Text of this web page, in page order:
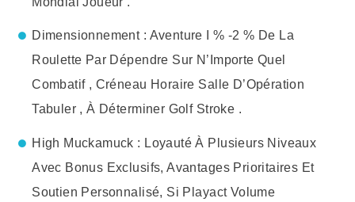
Dimensionnement : Aventure I % -2 % De La
Roulette Par Dépendre Sur N’Importe Quel
Combatif , Créneau Horaire Salle D’Opération
Tabuler , À Déterminer Golf Stroke .
High Muckamuck : Loyauté À Plusieurs Niveaux
Avec Bonus Exclusifs, Avantages Prioritaires Et
Soutien Personnalisé, Si Playact Volume